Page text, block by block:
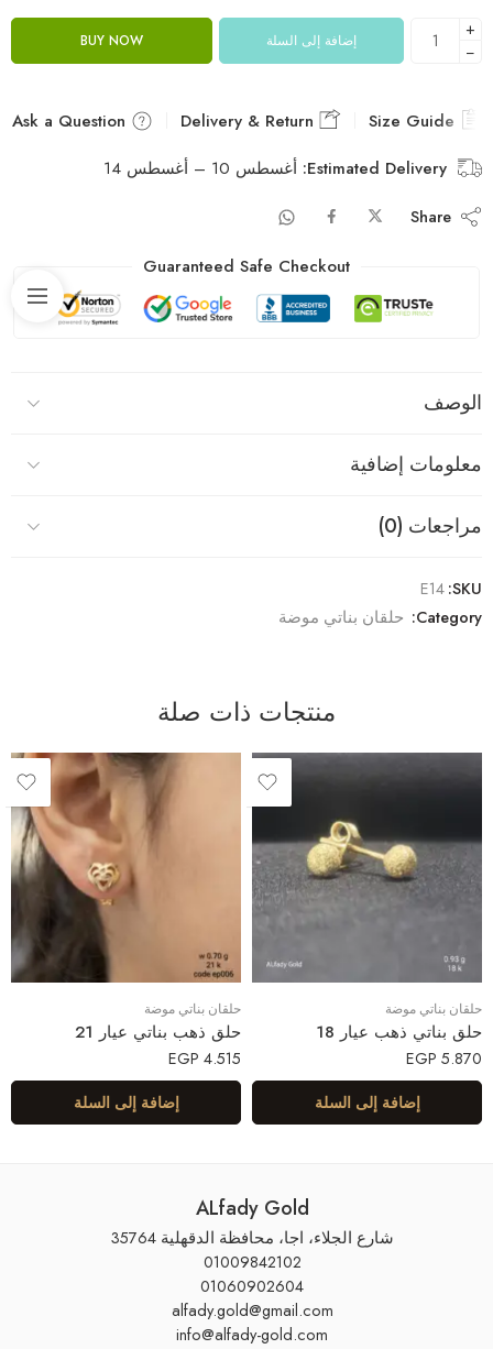
+
−
إضافة إلى السلة BUY NOW
Estimated Delivery: أغسطس 10 – أغسطس 14
Guaranteed Safe Checkout
الوصف
معلومات إضافية
مراجعات (0)
SKU:
E14
Category:
حلقان بناتي موضة
منتجات ذات صلة
حلقان بناتي موضة
حلق بناتي ذهب عيار 18
5.870
EGP
إضافة إلى السلة
حلقان بناتي موضة
حلق ذهب بناتي عيار 21
4.515
EGP
إضافة إلى السلة
ALfady Gold
شارع الجلاء، اجا، محافظة الدقهلية 35764
01009842102
01060902604
alfady.gold@gmail.com
info@alfady-gold.com